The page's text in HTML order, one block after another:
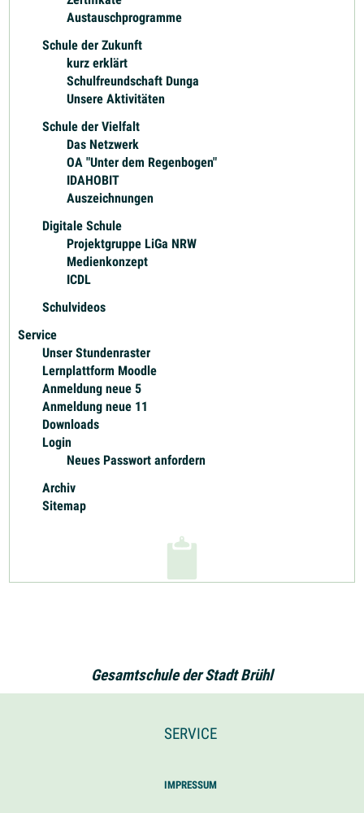
Austauschprogramme
Schule der Zukunft
kurz erklärt
Schulfreundschaft Dunga
Unsere Aktivitäten
Schule der Vielfalt
Das Netzwerk
OA "Unter dem Regenbogen"
IDAHOBIT
Auszeichnungen
Digitale Schule
Projektgruppe LiGa NRW
Medienkonzept
ICDL
Schulvideos
Service
Unser Stundenraster
Lernplattform Moodle
Anmeldung neue 5
Anmeldung neue 11
Downloads
Login
Neues Passwort anfordern
Archiv
Sitemap
Gesamtschule der Stadt Brühl
SERVICE
IMPRESSUM